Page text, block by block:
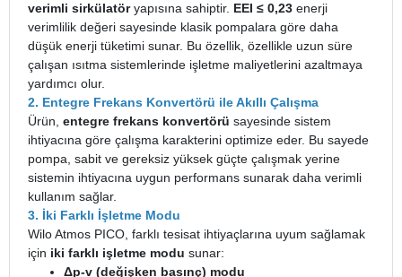
verimli sirkülatöryapısına sahiptir. EEI ≤ 0,23 enerji
verimlilik değeri sayesinde klasik pompalara göre daha
düşük enerji tüketimi sunar. Bu özellik, özellikle uzun süre
çalışan ısıtma sistemlerinde işletme maliyetlerini azaltmaya
yardımcı olur.
2. Entegre Frekans Konvertörü ile Akıllı Çalışma
Ürün, entegre frekans konvertörü sayesinde sistem
ihtiyacına göre çalışma karakterini optimize eder. Bu sayede
pompa, sabit ve gereksiz yüksek güçte çalışmak yerine
sistemin ihtiyacına uygun performans sunarak daha verimli
kullanım sağlar.
3. İki Farklı İşletme Modu
Wilo Atmos PICO, farklı tesisat ihtiyaçlarına uyum sağlamak
için iki farklı işletme modu sunar:
Δp-v (değişken basınç) modu